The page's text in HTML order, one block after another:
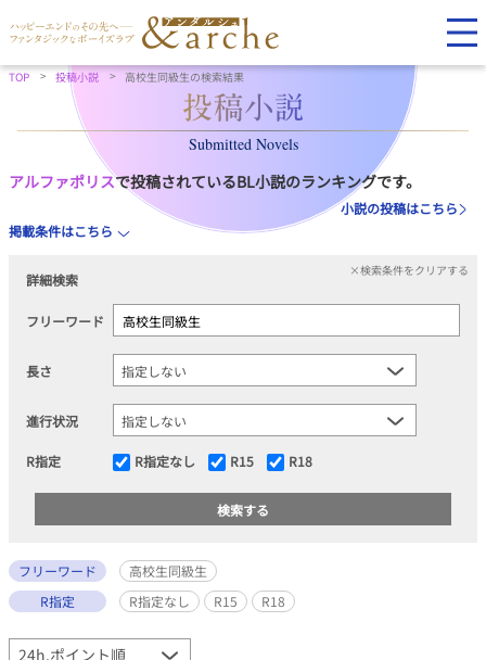
TOP 投稿小説 高校生同級生の検索結果
Submitted Novels
アルファポリスで投稿されているBL小説のランキングです。
小説の投稿はこちら
掲載条件はこちら
詳細検索
×検索条件をクリアする
フリーワード
長さ
進行状況
R指定 R指定なし R15 R18
フリーワード
高校生同級生
R指定
R指定なし R15 R18